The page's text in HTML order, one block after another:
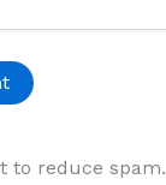
to reduce spam.